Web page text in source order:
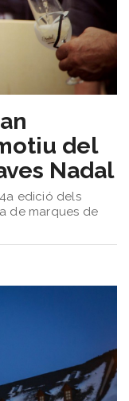
del
Nadal
edició dels
de marques de